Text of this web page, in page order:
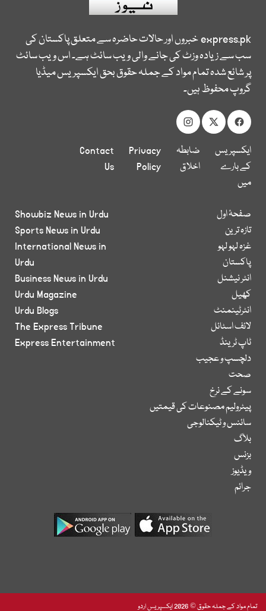
express.pkخبروں اور حالات حاضرہ سے متعلق پاکستان کی
سب سے زیادہ وزٹ کی جانے والی ویب سائٹ ہے۔ اس ویب سائٹ
پر شائع شدہ تمام مواد کے جملہ حقوق بحق ایکسپریس میڈیا
گروپ محفوظ ہیں۔
ایکسپریس
کے بارے
میں
ضابطہ
اخلاق
Privacy
Policy
Contact
Us
صفحۂ اول
تازہ ترین
غزہ لہو لہو
پاکستان
انٹر نیشنل
کھیل
انٹرٹینمنٹ
لائف اسٹائل
ٹاپ ٹرینڈ
دلچسپ و عجیب
صحت
سونے کے نرخ
پیٹرولیم مصنوعات کی قیمتیں
سائنس و ٹیکنالوجی
بلاگ
بزنس
ویڈیوز
جرائم
Showbiz News in Urdu
Sports News in Urdu
International News in
Urdu
Business News in Urdu
Urdu Magazine
Urdu Blogs
The Express Tribune
Express Entertainment
تمام مواد کے جملہ حقوق © 2026 ایکسپریس اردو